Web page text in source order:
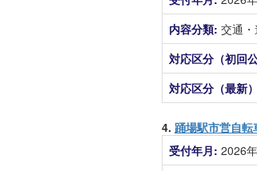
内容分類: 交通
対応区分（初回
対応区分（最新
4. 踊場駅市営自
受付年月: 2026